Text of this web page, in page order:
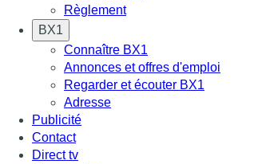
Règlement
BX1
Connaître BX1
Annonces et offres d'emploi
Regarder et écouter BX1
Adresse
Publicité
Contact
Direct tv